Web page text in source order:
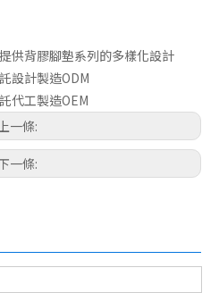
3M腳墊
供背膠腳墊系列的多樣化設計
設計製造ODM
代工製造OEM
一條:
一條: